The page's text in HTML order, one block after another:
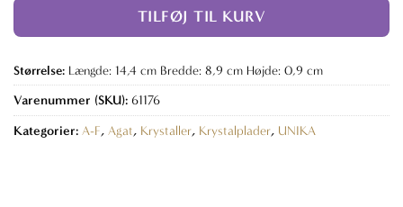
TILFØJ TIL KURV
Størrelse: Længde: 14,4 cm Bredde: 8,9 cm Højde: 0,9 cm
Varenummer (SKU): 61176
Kategorier: A-F, Agat, Krystaller, Krystalplader, UNIKA